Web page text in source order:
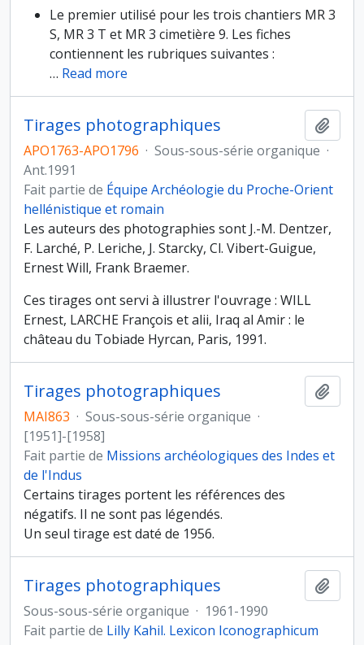
Le premier utilisé pour les trois chantiers MR 3
S, MR 3 T et MR 3 cimetière 9. Les fiches
contiennent les rubriques suivantes :
… Read more
Tirages photographiques
APO1763-APO1796 · Sous-sous-série organique ·
Ant.1991
Fait partie de Équipe Archéologie du Proche-Orient
hellénistique et romain
Les auteurs des photographies sont J.-M. Dentzer,
F. Larché, P. Leriche, J. Starcky, Cl. Vibert-Guigue,
Ernest Will, Frank Braemer.
Ces tirages ont servi à illustrer l'ouvrage : WILL
Ernest, LARCHE François et alii, Iraq al Amir : le
château du Tobiade Hyrcan, Paris, 1991.
Tirages photographiques
MAI863 · Sous-sous-série organique ·
[1951]-[1958]
Fait partie de Missions archéologiques des Indes et
de l'Indus
Certains tirages portent les références des
négatifs. Il ne sont pas légendés.
Un seul tirage est daté de 1956.
Tirages photographiques
Sous-sous-série organique · 1961-1990
Fait partie de Lilly Kahil. Lexicon Iconographicum